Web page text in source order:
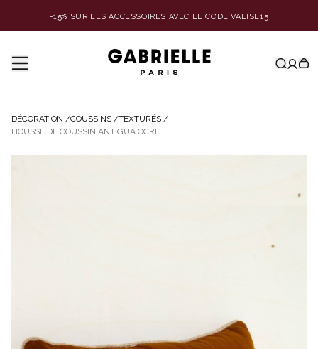
-15% SUR LES ACCESSOIRES AVEC LE CODE VALISE15
DÉCORATION /COUSSINS /TEXTURÉS /
HOUSSE DE COUSSIN ANTIGUA OCRE